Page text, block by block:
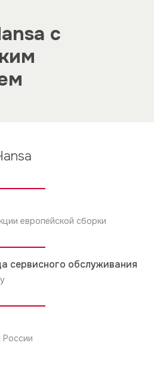
выбирайте мощность
p>
с
европейской сборки
сервисного обслуживания
России